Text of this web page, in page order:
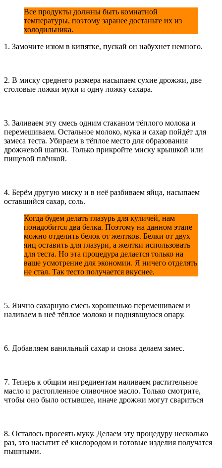
Все продукты должны быть комнатной
температуры, поэтому заранее достаньте их из
холодильника.
1. Замочите изюм в кипятке, пускай он набухнет немного.
2. В миску среднего размера насыпаем сухие дрожжи, две
столовые ложки муки и одну ложку сахара.
3. Заливаем эту смесь одним стаканом тёплого молока и
перемешиваем. Остальное молоко, мука и сахар пойдёт для
замеса теста. Убираем в тёплое место для образования
дрожжевой шапки. Только прикройте миску крышкой или
пищевой плёнкой.
4. Берём другую миску и в неё разбиваем яйца, насыпаем
оставшийся сахар, соль.
Когда будем делать глазурь для куличей, нам
понадобится два белка. Поэтому на данном этапе
можно отделить белок от желтков. Белки от двух
яиц оставить для глазури, а желтки использовать
для теста. Но эта процедура делается только на
ваше усмотрение для экономии. Я ничего отделять
не стал. Так тесто получается вкуснее.
5. Яично сахарную смесь хорошенько перемешиваем и
наливаем в неё тёплое молоко и поднявшуюся опару.
6. Добавляем ванильный сахар и снова делаем замес.
7. Теперь к общим ингредиентам наливаем растительное
масло и растопленное сливочное масло. Только смотрите,
чтобы оно было остывшее, иначе дрожжи могут свариться
8. Осталось просеять муку. Делаем эту процедуру несколько
раз, это насытит её кислородом и готовые изделия получатся
пышными.